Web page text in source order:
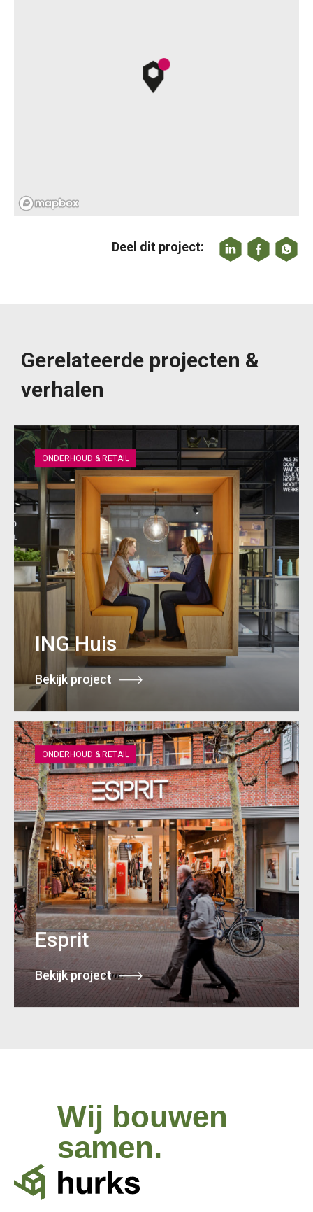
Deel dit project:
Gerelateerde projecten &
verhalen
ONDERHOUD & RETAIL
ING Huis
Bekijk project
ONDERHOUD & RETAIL
Esprit
Bekijk project
Wij bouwen
samen.